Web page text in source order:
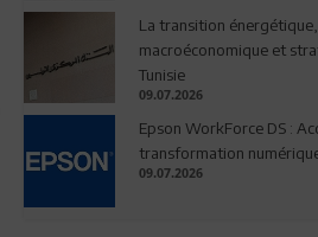
La transition
macroéconomique et
Tunisie
09.07.2026
Epson WorkForce DS :
transformation
09.07.2026